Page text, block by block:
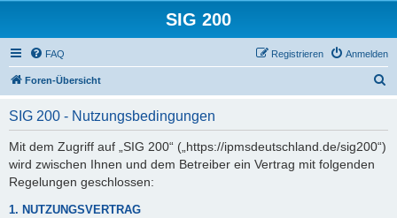
SIG 200
FAQ Anmelden
Registrieren
Foren-Übersicht
SIG 200 - Nutzungsbedingungen
Mit dem Zugriff auf „SIG 200“ („https://ipmsdeutschland.de/sig200“)
wird zwischen Ihnen und dem Betreiber ein Vertrag mit folgenden
Regelungen geschlossen:
1. NUTZUNGSVERTRAG